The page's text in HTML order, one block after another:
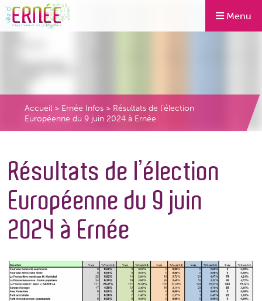
Menu
Accueil > Ernée Infos > Résultats de l’élection
Européenne du 9 juin 2024 à Ernée
Résultats de l’élection
Européenne du 9 juin
2024 à Ernée